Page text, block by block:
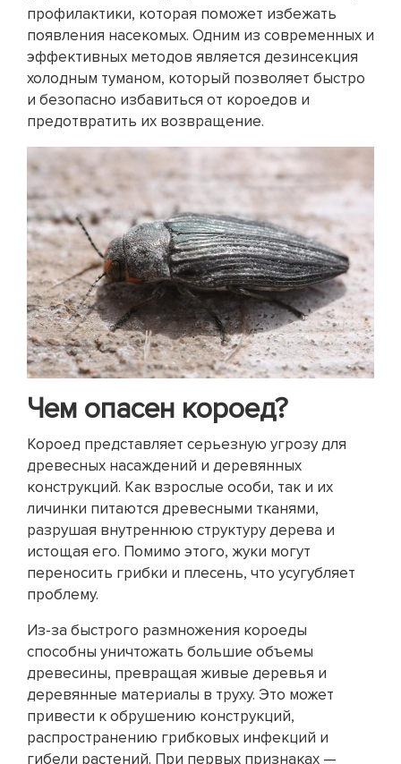
профилактики, которая поможет избежать
появления насекомых. Одним из современных и
эффективных методов является дезинсекция
холодным туманом, который позволяет быстро
и безопасно избавиться от короедов и
предотвратить их возвращение.
Чем опасен короед?
Короед представляет серьезную угрозу для
древесных насаждений и деревянных
конструкций. Как взрослые особи, так и их
личинки питаются древесными тканями,
разрушая внутреннюю структуру дерева и
истощая его. Помимо этого, жуки могут
переносить грибки и плесень, что усугубляет
проблему.
Из-за быстрого размножения короеды
способны уничтожать большие объемы
древесины, превращая живые деревья и
деревянные материалы в труху. Это может
привести к обрушению конструкций,
распространению грибковых инфекций и
гибели растений. При первых признаках —